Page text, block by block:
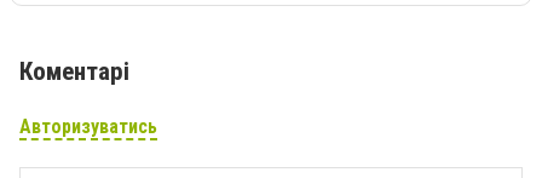
Коментарі
Авторизуватись